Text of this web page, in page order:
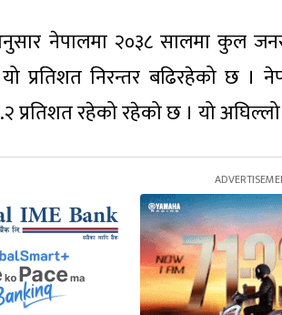
नेपालमा २०३८ सालमा कुल
प्रतिशत निरन्तर बढिरहेको छ ।
प्रतिशत रहेको रहेको छ । यो